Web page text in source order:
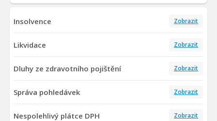
Insolvence Zobrazit
Likvidace Zobrazit
Dluhy ze zdravotního pojištění Zobrazit
Správa pohledávek Zobrazit
Nespolehlivý plátce DPH Zobrazit